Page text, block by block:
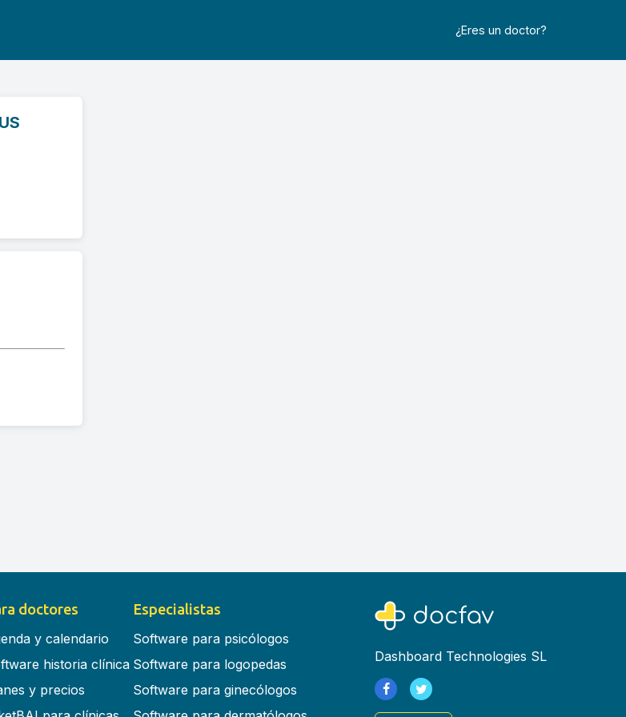
¿Eres un doctor?
doctores
y calendario
historia clínica
y precios
Especialistas
Software para psicólogos
Software para logopedas
Software para ginecólogos
Dashboard Technologies SL